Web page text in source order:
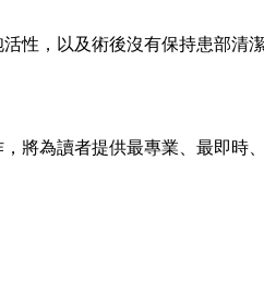
性，以及術後沒有保持患部清
將為讀者提供最專業、最即時